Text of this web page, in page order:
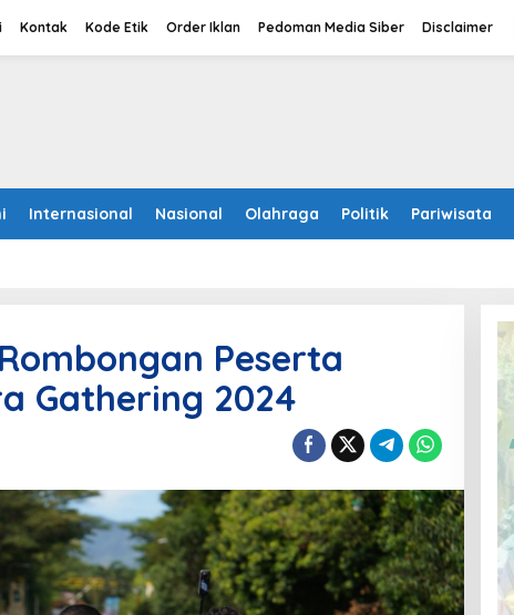
Kontak Kode Etik Order Iklan Pedoman Media Siber Disclaimer
Internasional Nasional Olahraga Politik Pariwisata
Peserta
Gathering 2024